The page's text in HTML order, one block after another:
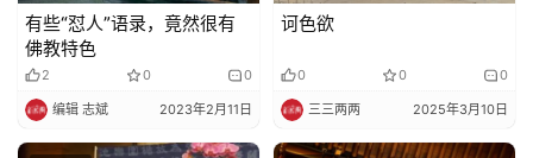
有些“怼人”语录，竟然很有
佛教特色
2 0 0
编辑 志斌 2023年2月11日
诃色欲
0 0 0
三三两两 2025年3月10日